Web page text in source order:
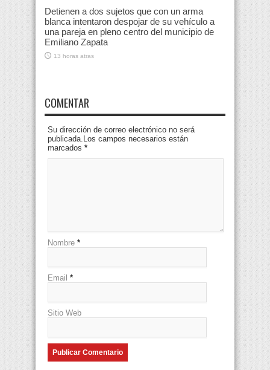
Detienen a dos sujetos que con un arma
blanca intentaron despojar de su vehículo a
una pareja en pleno centro del municipio de
Emiliano Zapata
13 horas atras
COMENTAR
Su dirección de correo electrónico no será
publicada.Los campos necesarios están
marcados *
Nombre *
Email *
Sitio Web